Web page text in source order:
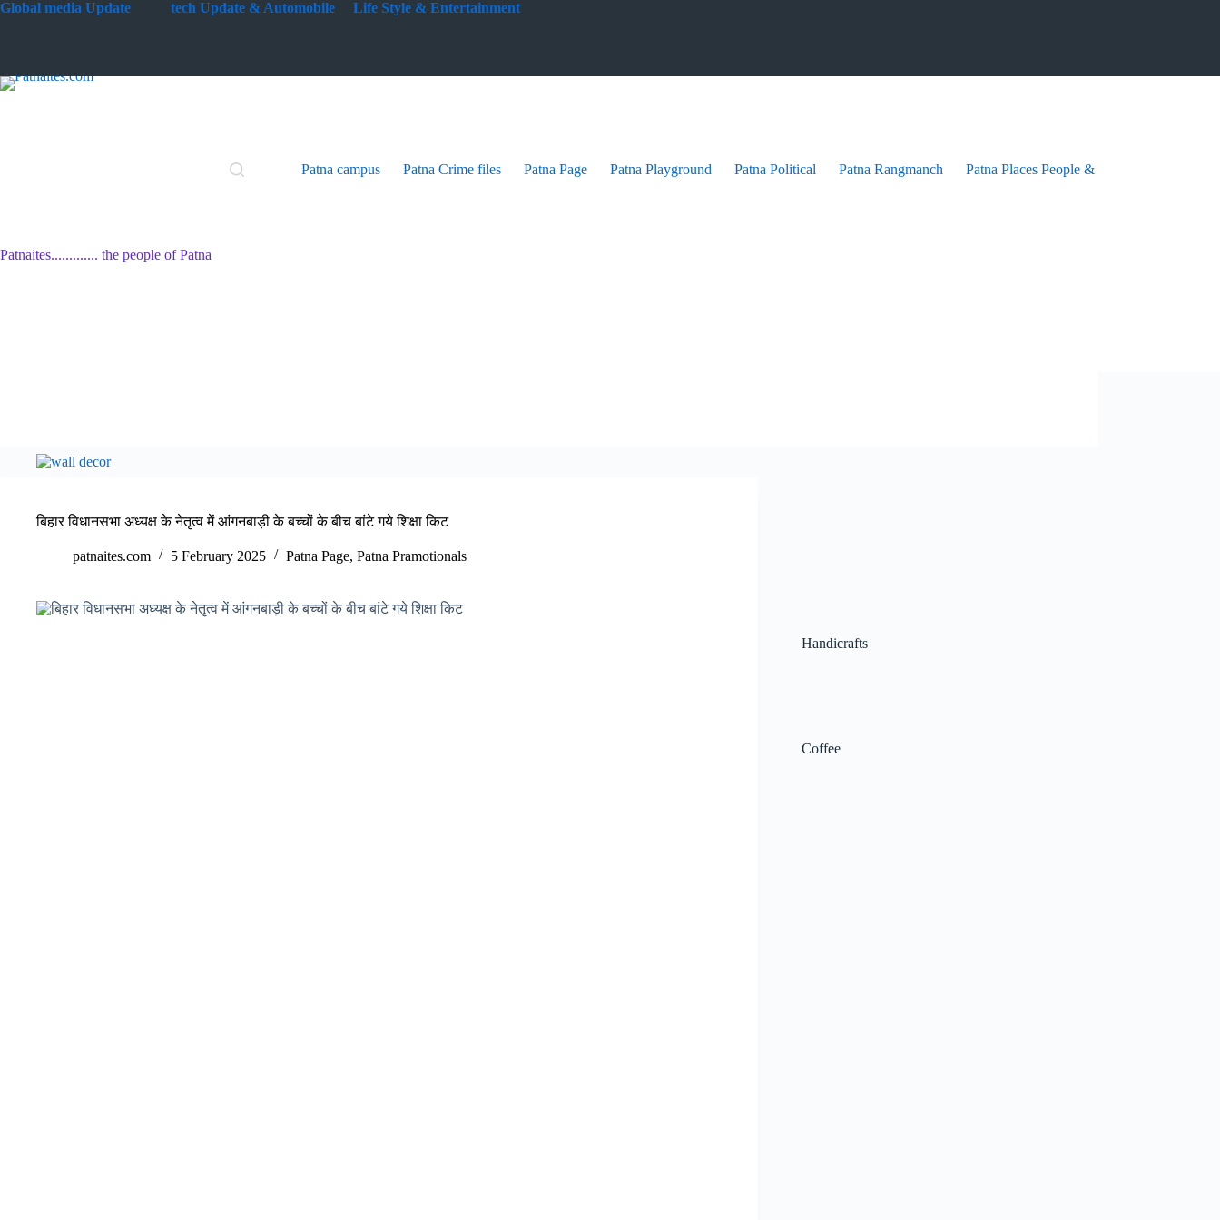
Skip
Global media Update tech Update & Automobile Life Style & Entertainment
Patnaites............. the people of Patna
Patna campus Patna Crime files Patna Page Patna Playground Patna Political Patna Rangmanch Patna Places People & festives
बिहार विधानसभा अध्यक्ष के नेतृत्व में आंगनबाड़ी के बच्चों के बीच बांटे गये शिक्षा किट
patnaites.com 5 February 2025 Patna Page, Patna Pramotionals
Handicrafts
Coffee